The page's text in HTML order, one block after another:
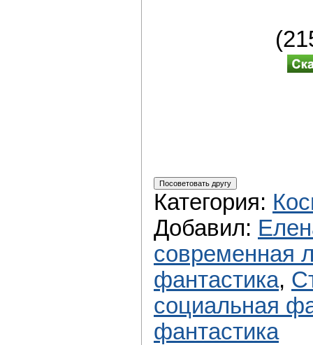
Категория:
Добавил:
современная
фантастика,
социальная
фантастика